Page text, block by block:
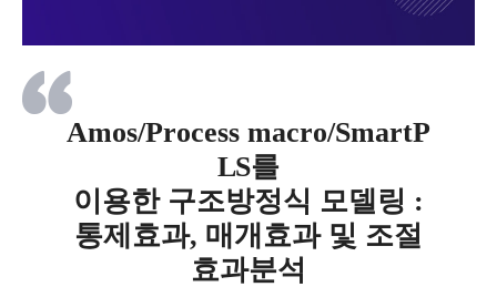
Amos/Process macro/SmartP
LS를
이용한 구조방정식 모델링 :
통제효과, 매개효과 및 조절
효과분석